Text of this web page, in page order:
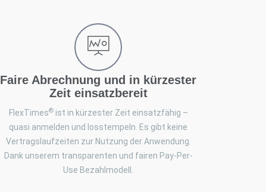
Faire Abrechnung und in kürzester
Zeit einsatzbereit
FlexTimes® ist in kürzester Zeit einsatzfähig –
quasi anmelden und losstempeln. Es gibt keine
Vertragslaufzeiten zur Nutzung der Anwendung.
Dank unserem transparenten und fairen Pay-Per-
Use Bezahlmodell.